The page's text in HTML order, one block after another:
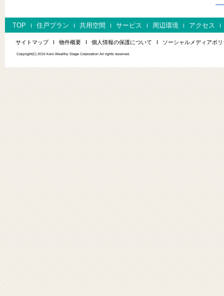
TOP 住戸プラン 共用空間 サービス 周辺環境 アクセス
サイトマップ 物件概要 個人情報の保護について ソーシャルメディアポ
Copyright(C) 2016 Keio Wealthy Stage Corporation All rights reserved.